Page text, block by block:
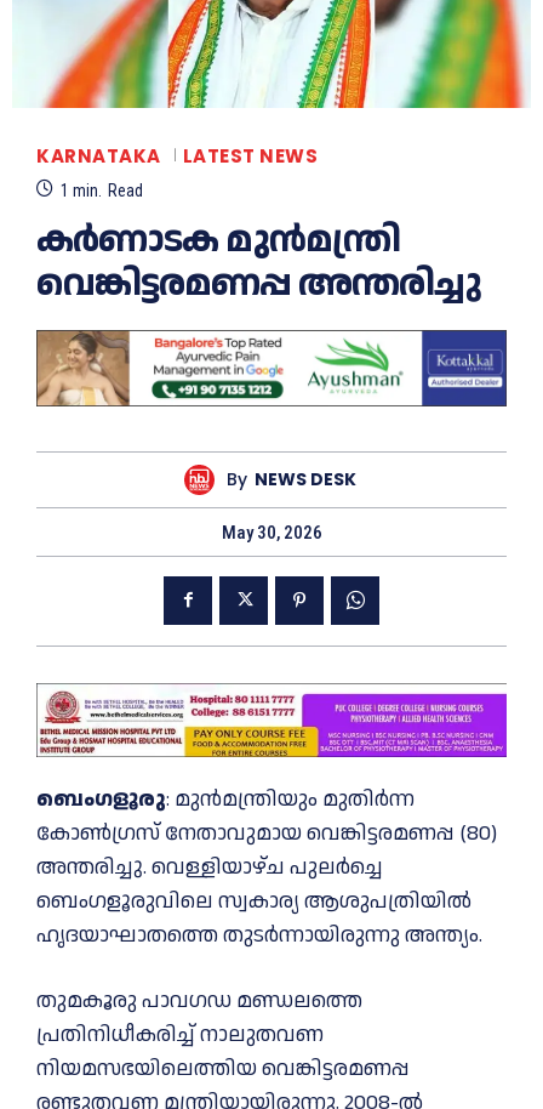
KARNATAKA LATEST NEWS
1 min. Read
കർണാടക മുൻമന്ത്രി
വെങ്കിട്ടരമണപ്പ അന്തരിച്ചു
By NEWS DESK
May 30, 2026
ബെംഗളൂരു: മുൻമന്ത്രിയും മുതിർന്ന
കോൺഗ്രസ് നേതാവുമായ വെങ്കിട്ടരമണപ്പ (80)
അന്തരിച്ചു. വെള്ളിയാഴ്ച പുലർച്ചെ
ബെംഗളൂരുവിലെ സ്വകാര്യ ആശുപത്രിയിൽ
ഹൃദയാഘാതത്തെ തുടർന്നായിരുന്നു അന്ത്യം.
തുമകൂരു പാവഗഡ മണ്ഡലത്തെ
പ്രതിനിധീകരിച്ച് നാലുതവണ
നിയമസഭയിലെത്തിയ വെങ്കിട്ടരമണപ്പ
രണ്ടുതവണ മന്ത്രിയായിരുന്നു. 2008-ൽ